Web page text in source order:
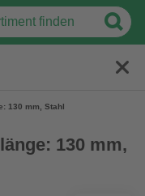
130 mm, Stahl
130 mm,